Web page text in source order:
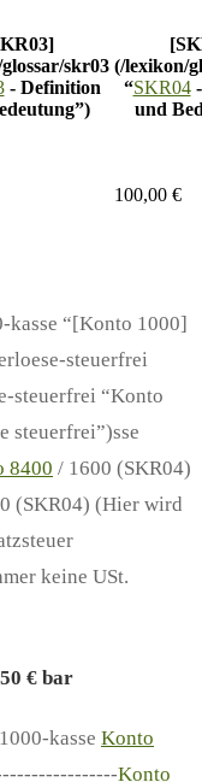
skr03
- Definition
(/lexikon/
“SKR04-
und
100,00 €
“[Konto 1000]
steuerfrei
steuerfrei “Konto
steuerfrei”)sse
8400 / 1600 (SKR04)
(SKR04) (Hier wird
keine USt.
€ bar
kasse Konto
Konto